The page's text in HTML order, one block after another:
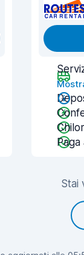
Stai